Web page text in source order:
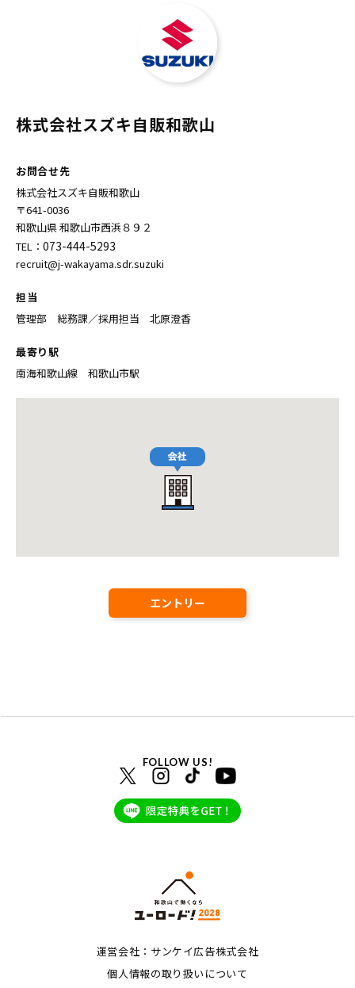
株式会社スズキ自販和歌山
お問合せ先
株式会社スズキ自販和歌山
〒641-0036
和歌山県 和歌山市西浜８９２
TEL： 073-444-5293
recruit@j-wakayama.sdr.suzuki
担当
管理部 総務課／採用担当 北原澄香
最寄り駅
南海和歌山線 和歌山市駅
エントリー
FOLLOW US!
運営会社：サンケイ広告株式会社
個人情報の取り扱いについて